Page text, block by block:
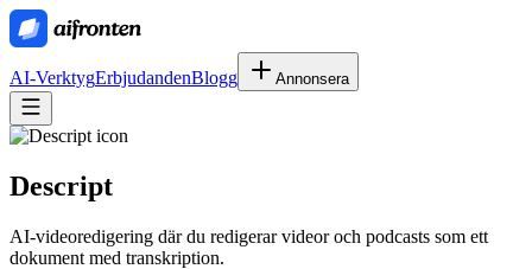
AI-VerktygErbjudandenBlogg Annonsera
Descript
AI-videoredigering där du redigerar videor och podcasts som ett
dokument med transkription.